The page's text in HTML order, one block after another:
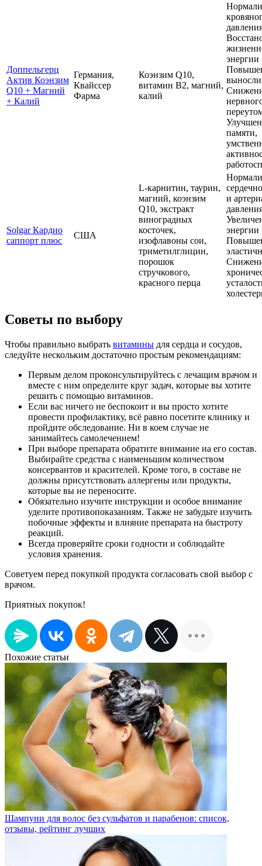
Доппельгерц
Актив Коэнзим
Q10 + Магний
+ Калий
Германия,
Квайссер
Фарма
Коэнзим Q10,
витамин B2, магний,
калий
энергии
памяти,
Solgar Кардио
саппорт плюс
США
L-карнитин, таурин,
магний, коэнзим
Q10, экстракт
виноградных
косточек,
изофлавоны сои,
триметилглицин,
порошок
стручкового,
красного перца
и
энергии
Советы по выбору
Чтобы правильно выбрать витамины для сердца и сосудов,
следуйте нескольким достаточно простым рекомендациям:
Первым делом проконсультируйтесь с лечащим врачом и
вместе с ним определите круг задач, которые вы хотите
решить с помощью витаминов.
Если вас ничего не беспокоит и вы просто хотите
провести профилактику, всё равно посетите клинику и
пройдите обследование. Ни в коем случае не
занимайтесь самолечением!
При выборе препарата обратите внимание на его состав.
Выбирайте средства с наименьшим количеством
консервантов и красителей. Кроме того, в составе не
должны присутствовать аллергены или продукты,
которые вы не переносите.
Обязательно изучите инструкции и особое внимание
уделите противопоказаниям. Также не забудьте изучить
побочные эффекты и влияние препарата на быстроту
реакций.
Всегда проверяйте сроки годности и соблюдайте
условия хранения.
Советуем перед покупкой продукта согласовать свой выбор с
врачом.
Приятных покупок!
Похожие статьи
Шампуни для волос без сульфатов и парабенов: список,
отзывы, рейтинг лучших